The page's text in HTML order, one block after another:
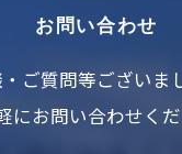
お問い合わせ
ご質問等ございま
にお問い合わせくだ